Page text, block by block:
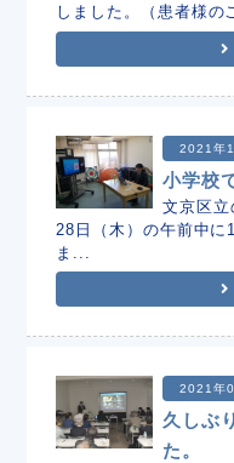
しました。（患者様の
2021年
小学校
文京区立
28日（木）の午前中に
ま...
2021年
久しぶ
た。